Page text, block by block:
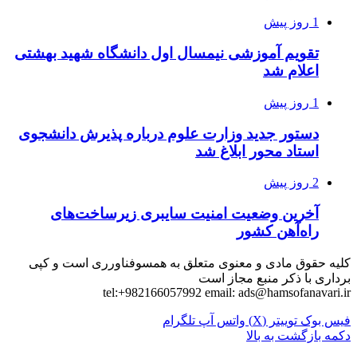
1 روز پیش
تقویم آموزشی نیمسال اول دانشگاه شهید بهشتی
اعلام شد
1 روز پیش
دستور جدید وزارت علوم درباره پذیرش دانشجوی
استاد محور ابلاغ شد
2 روز پیش
آخرین وضعیت امنیت سایبری زیرساخت‌های
راه‌آهن کشور
کلیه حقوق مادی و معنوی متعلق به همسوفناورری است و کپی
برداری با ذکر منبع مجاز است
tel:+982166057992 email: ads@hamsofanavari.ir
فیس بوک توییتر (X) واتس آپ تلگرام
دکمه بازگشت به بالا